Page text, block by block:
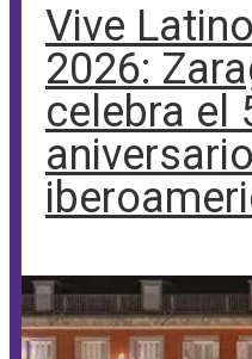
Vive
2026:
celebra el